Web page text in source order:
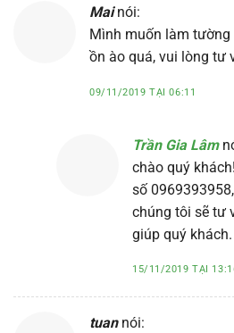
Mai nói:
Mình muốn làm
ồn ào quá, vui lòng tư
09/11/2019 TẠI 06:11
Trần Gia Lâm
chào quý
số
chúng tôi sẽ tư
giúp quý
15/11/2019 TẠI
tuan nói: